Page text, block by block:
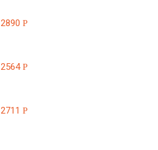
2890Р
2564Р
2711Р